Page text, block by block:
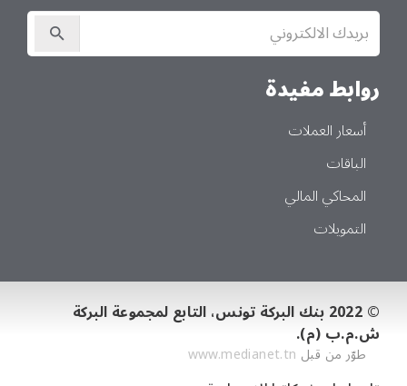
الاشتراك
في
النشرة
روابط مفيدة
أسعار العملات
الباقات
المحاكي المالي
التمويلات
© 2022 بنك البركة تونس، التابع لمجموعة البركة
ش.م.ب (م).
طوّر من قبل www.medianet.tn